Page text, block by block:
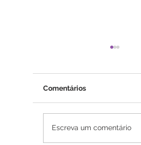
Psicoterapia online
Comentários
Escreva um comentário